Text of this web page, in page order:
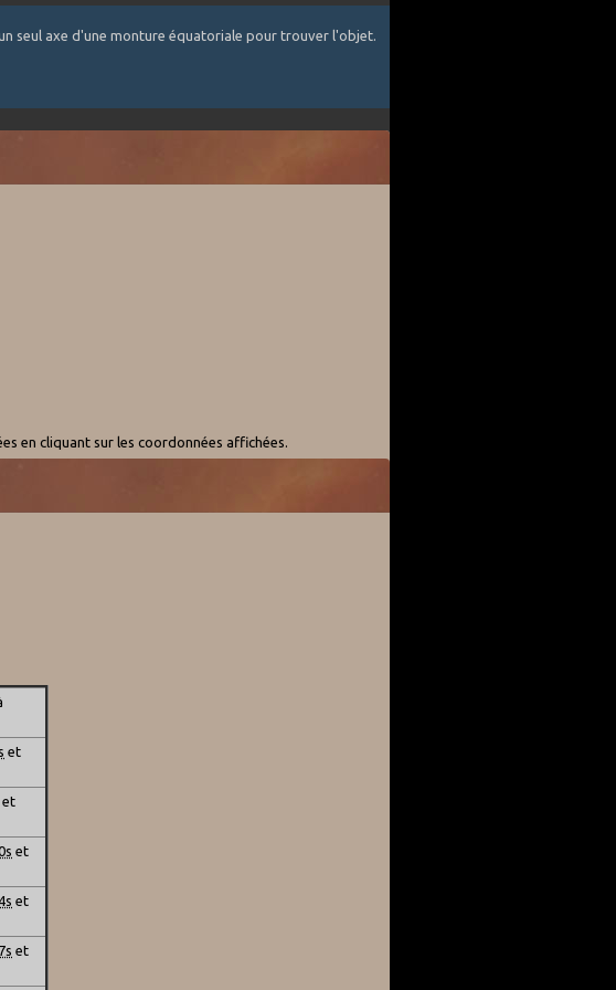
seul axe d'une monture équatoriale pour trouver l'objet.
en cliquant sur les coordonnées affichées.
et
et
et
et
et